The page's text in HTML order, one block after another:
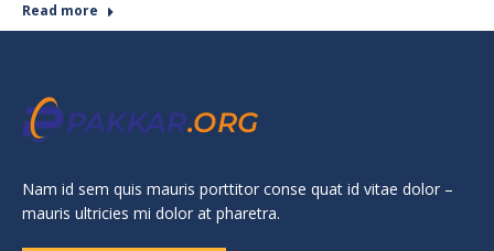
Read more
Nam id sem quis mauris porttitor conse quat id vitae dolor –
mauris ultricies mi dolor at pharetra.